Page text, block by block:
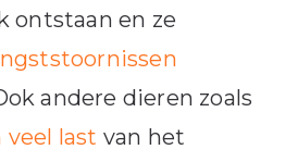
ontstaan en ze
andere dieren zoals
veel last van het